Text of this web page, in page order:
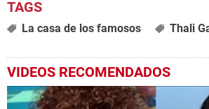
La casa de los famosos Thali
VIDEOS RECOMENDADOS